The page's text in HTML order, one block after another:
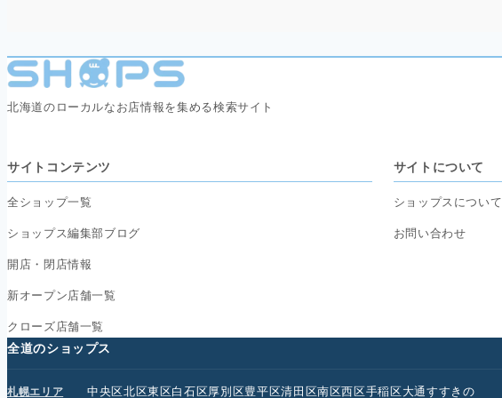
北海道のローカルなお店情報を集める検索サイト
サイトコンテンツ
全ショップ一覧
ショップス編集部ブログ
開店・閉店情報
新オープン店舗一覧
クローズ店舗一覧
サイトについて
ショップスについて
お問い合わせ
全道のショップス
札幌エリア 中央区北区東区白石区厚別区豊平区清田区南区西区手稲区大通すすきの